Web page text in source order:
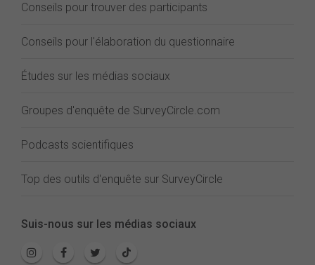
Conseils pour trouver des participants
Conseils pour l'élaboration du questionnaire
Études sur les médias sociaux
Groupes d'enquête de SurveyCircle.com
Podcasts scientifiques
Top des outils d'enquête sur SurveyCircle
Suis-nous sur les médias sociaux